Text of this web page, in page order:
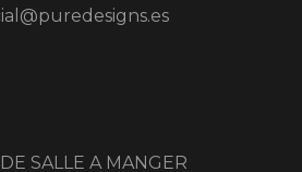
SALLE A MANGER